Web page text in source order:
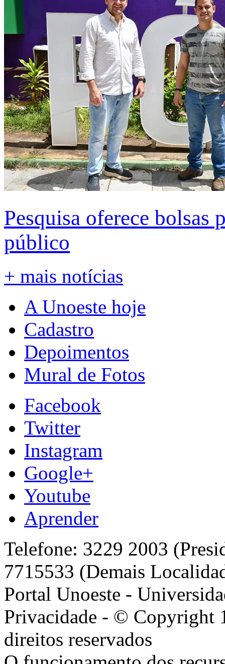
Pesquisa oferece bolsas
público
+ mais notícias
A Unoeste hoje
Cadastro
Depoimentos
Mural de Fotos
Facebook
Twitter
Instagram
Google+
Youtube
Aprender
Telefone: 3229 2003
7715533 (Demais
Portal Unoeste -
Privacidade - © Copyright
direitos reservados